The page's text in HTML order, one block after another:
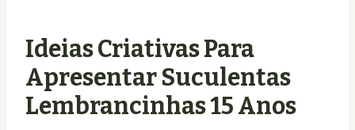
Ideias Criativas Para
Apresentar Suculentas
Lembrancinhas 15 Anos